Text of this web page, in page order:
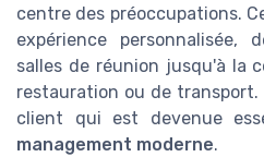
centre des préoccupations.
expérience personnalisée,
salles de réunion jusqu'à la
restauration ou de
client qui est devenue
management moderne.